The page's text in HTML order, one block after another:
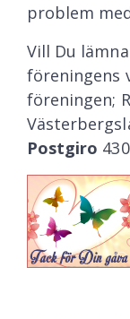
problem
Vill Du
föreningens
föreningen;
Postgiro